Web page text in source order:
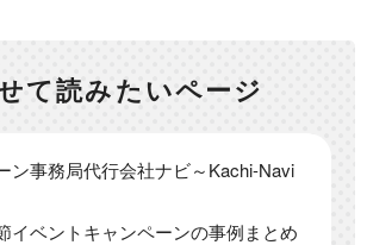
て読みたいページ
ン事務局代行会社ナビ～Kachi-Navi
イベントキャンペーンの事例まとめ